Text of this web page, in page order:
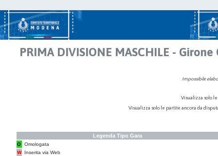
PRIMA DIVISIONE MASCHILE - Girone
Impossibile
Visualizza solo
Visualizza solo le partite ancora da
Legenda Tipo Gara
O
Omologata
W
Inserita via Web